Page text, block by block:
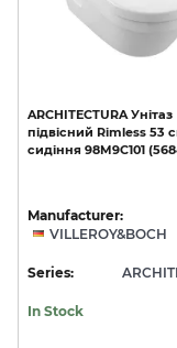
ARCHITECTURA Унітаз
підвісний Rimless 53
сидіння 98M9C101
Manufacturer:
VILLEROY&BOCH
Series:
In Stock